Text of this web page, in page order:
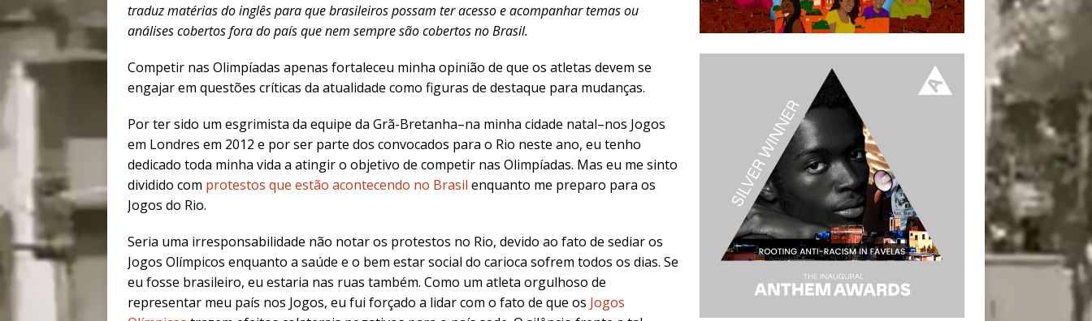
traduz matérias do inglês para que brasileiros possam ter acesso e acompanhar temas ou
análises cobertos fora do país que nem sempre são cobertos no Brasil.
Competir nas Olimpíadas apenas fortaleceu minha opinião de que os atletas devem se
engajar em questões críticas da atualidade como figuras de destaque para mudanças.
Por ter sido um esgrimista da equipe da Grã-Bretanha–na minha cidade natal–nos Jogos
em Londres em 2012 e por ser parte dos convocados para o Rio neste ano, eu tenho
dedicado toda minha vida a atingir o objetivo de competir nas Olimpíadas. Mas eu me sinto
dividido com protestos que estão acontecendo no Brasil enquanto me preparo para os
Jogos do Rio.
Seria uma irresponsabilidade não notar os protestos no Rio, devido ao fato de sediar os
Jogos Olímpicos enquanto a saúde e o bem estar social do carioca sofrem todos os dias. Se
eu fosse brasileiro, eu estaria nas ruas também. Como um atleta orgulhoso de
representar meu país nos Jogos, eu fui forçado a lidar com o fato de que os Jogos